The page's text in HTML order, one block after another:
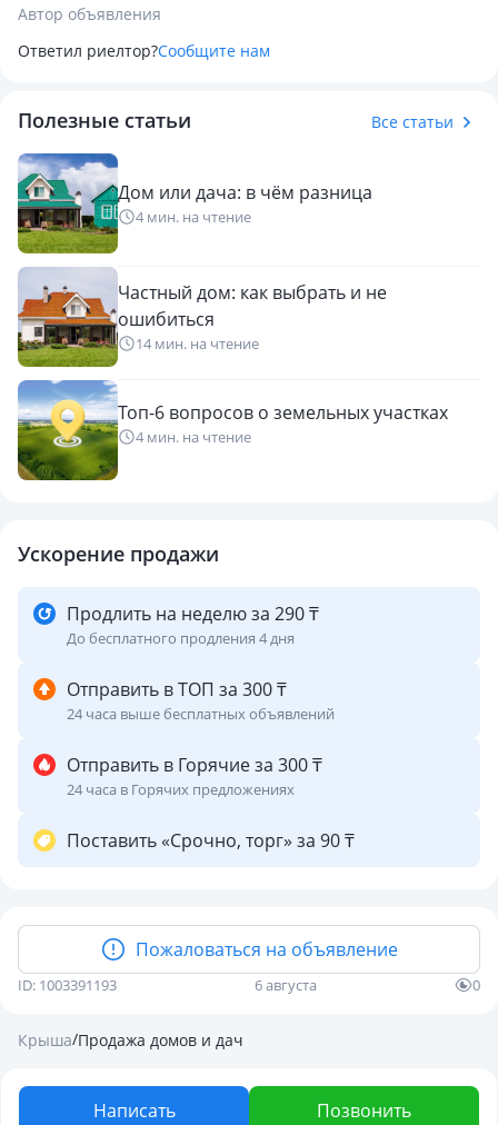
Автор объявления
Ответил риелтор?Сообщите нам
Полезные статьи Все статьи
Дом или дача: в чём разница
4 мин. на чтение
Частный дом: как выбрать и не
ошибиться
14 мин. на чтение
Топ-6 вопросов о земельных участках
4 мин. на чтение
Ускорение продажи
Продлить на неделю за 290 ₸
До бесплатного продления 4 дня
Отправить в ТОП за 300 ₸
24 часа выше бесплатных объявлений
Отправить в Горячие за 300 ₸
24 часа в Горячих предложениях
Поставить «Срочно, торг» за 90 ₸
Пожаловаться на объявление
ID: 1003391193 6 августа 0
Крыша/Продажа домов и дач
Написать Позвонить